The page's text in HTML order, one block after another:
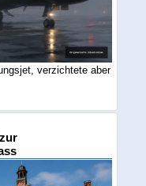
verzichtete aber